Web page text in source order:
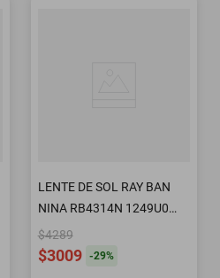
LENTE DE SOL RAY BAN
NINA RB4314N 1249U0
54MM CAREY ROJO
$4289
$3009 -29%